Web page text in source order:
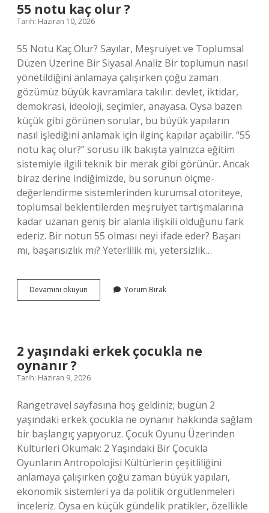
?
55 notu kaç olur ?
Tarih: Haziran 10, 2026
55 Notu Kaç Olur? Sayılar, Meşruiyet ve Toplumsal
Düzen Üzerine Bir Siyasal Analiz Bir toplumun nasıl
yönetildiğini anlamaya çalışırken çoğu zaman
gözümüz büyük kavramlara takılır: devlet, iktidar,
demokrasi, ideoloji, seçimler, anayasa. Oysa bazen
küçük gibi görünen sorular, bu büyük yapıların
nasıl işlediğini anlamak için ilginç kapılar açabilir. “55
notu kaç olur?” sorusu ilk bakışta yalnızca eğitim
sistemiyle ilgili teknik bir merak gibi görünür. Ancak
biraz derine indiğimizde, bu sorunun ölçme-
değerlendirme sistemlerinden kurumsal otoriteye,
toplumsal beklentilerden meşruiyet tartışmalarına
kadar uzanan geniş bir alanla ilişkili olduğunu fark
ederiz. Bir notun 55 olması neyi ifade eder? Başarı
mı, başarısızlık mı? Yeterlilik mi, yetersizlik…
Devamını okuyun
notu
Yorum Bırak
2 yaşındaki erkek çocukla ne
oynanır ?
Tarih: Haziran 9, 2026
Rangetravel sayfasına hoş geldiniz; bugün 2
yaşındaki erkek çocukla ne oynanır hakkında sağlam
bir başlangıç yapıyoruz. Çocuk Oyunu Üzerinden
Kültürleri Okumak: 2 Yaşındaki Bir Çocukla
Oyunların Antropolojisi Kültürlerin çeşitliliğini
anlamaya çalışırken çoğu zaman büyük yapıları,
ekonomik sistemleri ya da politik örgütlenmeleri
inceleriz. Oysa en küçük gündelik pratikler, özellikle